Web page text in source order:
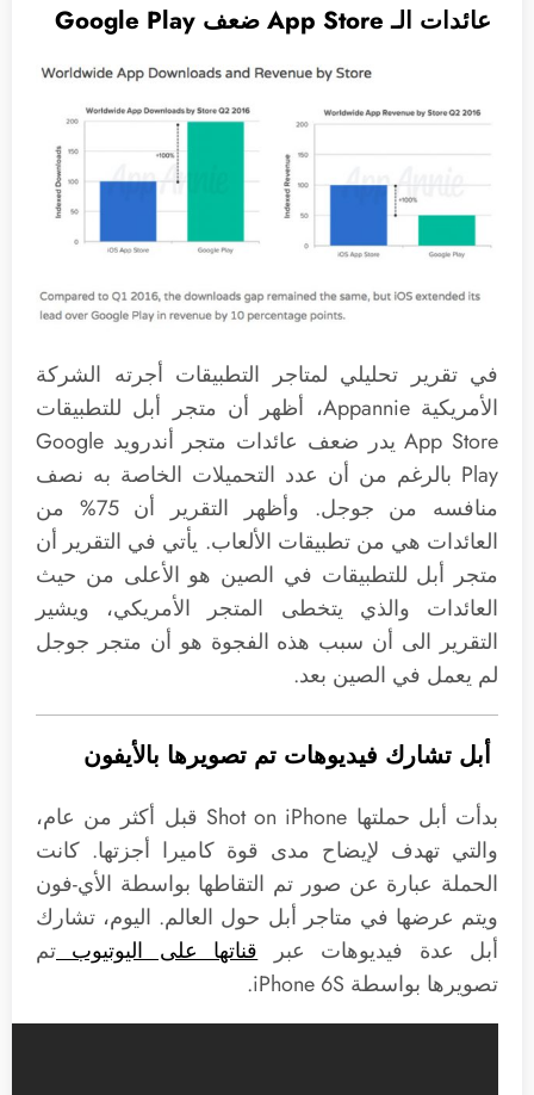
عائدات الـ App Store ضعف Google Play
في تقرير تحليلي لمتاجر التطبيقات أجرته الشركة
الأمريكية Appannie، أظهر أن متجر أبل للتطبيقات
App Store يدر ضعف عائدات متجر أندرويد Google
Play بالرغم من أن عدد التحميلات الخاصة به نصف
منافسه من جوجل. وأظهر التقرير أن 75% من
العائدات هي من تطبيقات الألعاب. يأتي في التقرير أن
متجر أبل للتطبيقات في الصين هو الأعلى من حيث
العائدات والذي يتخطى المتجر الأمريكي، ويشير
التقرير الى أن سبب هذه الفجوة هو أن متجر جوجل
لم يعمل في الصين بعد.
أبل تشارك فيديوهات تم تصويرها بالأيفون
بدأت أبل حملتها Shot on iPhone قبل أكثر من عام،
والتي تهدف لإيضاح مدى قوة كاميرا أجزتها. كانت
الحملة عبارة عن صور تم التقاطها بواسطة الأي-فون
ويتم عرضها في متاجر أبل حول العالم. اليوم، تشارك
أبل عدة فيديوهات عبر قناتها على اليوتيوب تم
تصويرها بواسطة iPhone 6S.